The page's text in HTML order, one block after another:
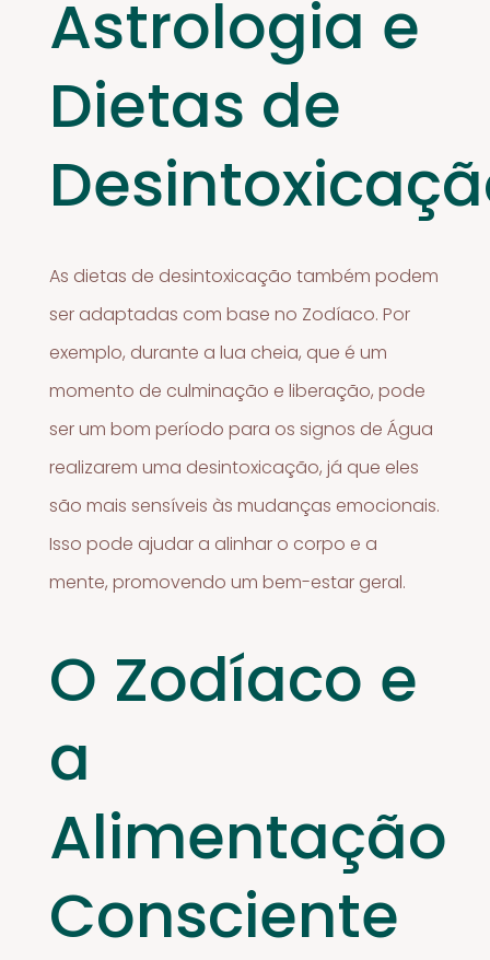
Astrologia e
Dietas de
As dietas de desintoxicação também podem
ser adaptadas com base no Zodíaco. Por
exemplo, durante a lua cheia, que é um
momento de culminação e liberação, pode
ser um bom período para os signos de Água
realizarem uma desintoxicação, já que eles
são mais sensíveis às mudanças emocionais.
Isso pode ajudar a alinhar o corpo e a
mente, promovendo um bem-estar geral.
O Zodíaco e
a
Alimentação
Consciente